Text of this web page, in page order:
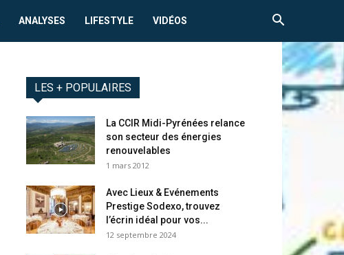
ANALYSES LIFESTYLE VIDÉOS
LES + POPULAIRES
La CCIR Midi-Pyrénées relance
son secteur des énergies
renouvelables
1 mars 2012
Avec Lieux & Evénements
Prestige Sodexo, trouvez
l’écrin idéal pour vos...
12 septembre 2024